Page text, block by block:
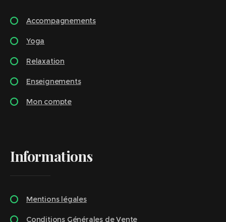
Accompagnements
Yoga
Relaxation
Enseignements
Mon compte
Informations
Mentions légales
Conditions Générales de Vente